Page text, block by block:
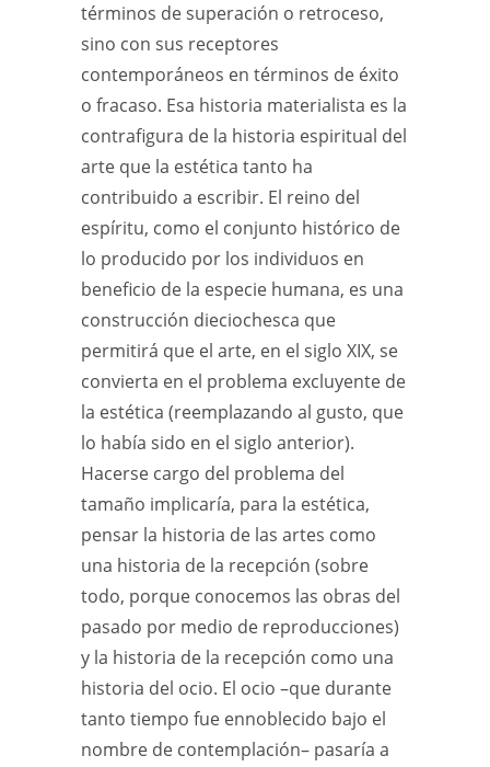
términos de superación o retroceso,
sino con sus receptores
contemporáneos en términos de éxito
o fracaso. Esa historia materialista es la
contrafigura de la historia espiritual del
arte que la estética tanto ha
contribuido a escribir. El reino del
espíritu, como el conjunto histórico de
lo producido por los individuos en
beneficio de la especie humana, es una
construcción dieciochesca que
permitirá que el arte, en el siglo XIX, se
convierta en el problema excluyente de
la estética (reemplazando al gusto, que
lo había sido en el siglo anterior).
Hacerse cargo del problema del
tamaño implicaría, para la estética,
pensar la historia de las artes como
una historia de la recepción (sobre
todo, porque conocemos las obras del
pasado por medio de reproducciones)
y la historia de la recepción como una
historia del ocio. El ocio –que durante
tanto tiempo fue ennoblecido bajo el
nombre de contemplación– pasaría a